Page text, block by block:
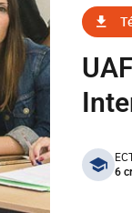
6